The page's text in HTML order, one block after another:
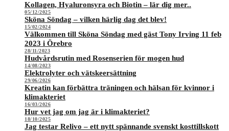
Kollagen, Hyaluronsyra och Biotin – lär dig mer..
05/12/2025
Sköna Söndag – vilken härlig dag det blev!
15/02/2024
Välkommen till Sköna Söndag med gäst Tony Irving 11 feb
2023 i Örebro
28/11/2023
Hudvårdsrutin med Rosenserien för mogen hud
14/08/2023
Elektrolyter och vätskeersättning
29/06/2026
Kreatin kan förbättra träningen och hälsan för kvinnor i
klimakteriet
16/03/2026
Hur vet jag om jag är i klimakteriet?
18/10/2025
Jag testar Relivo – ett nytt spännande svenskt kosttillskott